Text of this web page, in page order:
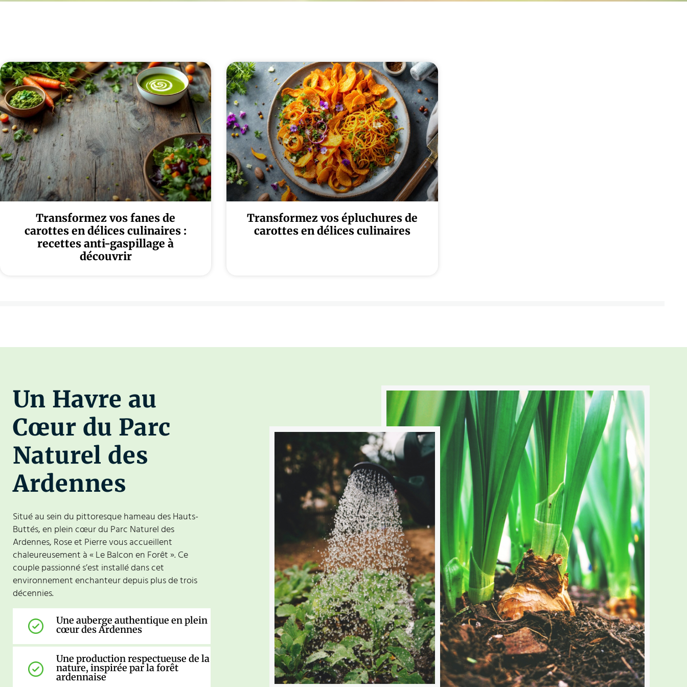
Transformez vos fanes de
carottes en délices culinaires :
recettes anti-gaspillage à
découvrir
Transformez vos épluchures de
carottes en délices culinaires
Un Havre au
Cœur du Parc
Naturel des
Ardennes
Situé au sein du pittoresque hameau des Hauts-
Buttés, en plein cœur du Parc Naturel des
Ardennes, Rose et Pierre vous accueillent
chaleureusement à « Le Balcon en Forêt ». Ce
couple passionné s’est installé dans cet
environnement enchanteur depuis plus de trois
décennies.
Une auberge authentique en plein
cœur des Ardennes
Une production respectueuse de la
nature, inspirée par la forêt
ardennaise